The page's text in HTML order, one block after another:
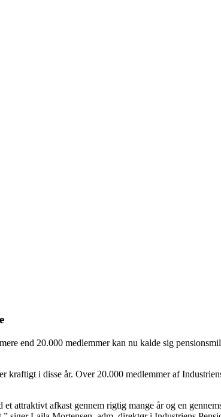
end 20.000 medlemmer kan nu kalde sig
i disse år. Over 20.000 medlemmer af
et attraktivt afkast gennem rigtig mange år og en